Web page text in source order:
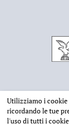
Utilizziamo i
ricordando le tue
l'uso di tutti i